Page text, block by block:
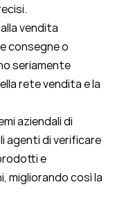
vendita
consegne o
seriamente
rete vendita e la
aziendali di
agenti di verificare
e
migliorando così la